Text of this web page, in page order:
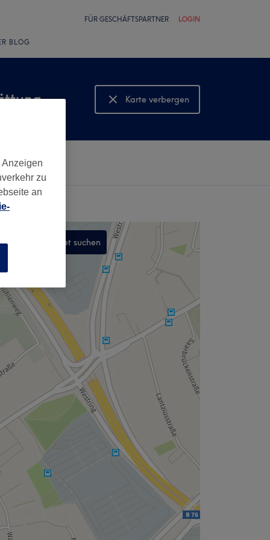
FÜR GESCHÄFTSPARTNER LOGIN
BLOG
Karte verbergen
Karte anzeigen
In diesem Gebiet suchen
zu
an